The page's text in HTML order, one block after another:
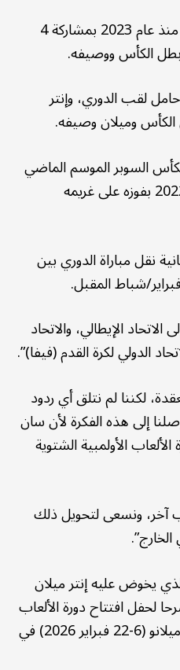
وتقام الكأس السوبر الإيطالية منذ عام 2023 بمشاركة 4
الكأس ووصيفه.
نابولي حامل لقب الدوري، وإنتر
الكأس وميلان وصيفه.
السوبر الموسم الماضي
محققا أول لقب له منذ عام 2022 بفوزه على غريمه
نقل مباراة الدوري بين
شباط المقبل.
الإيطالي، والاتحاد
الدولي لكرة القدم (فيفا)”.
لكننا لم نتلق أي ردود
إلى هذه الفكرة لأن سان
الأولمبية الشتوية
آخر، ونسعى لتحويل ذلك
يخوض عليه إنتر ميلان
لحفل افتتاح دورة الألعاب
الأولمبية الشتوية في كورتينا-ميلانو (6-22 فبراير 2026) في